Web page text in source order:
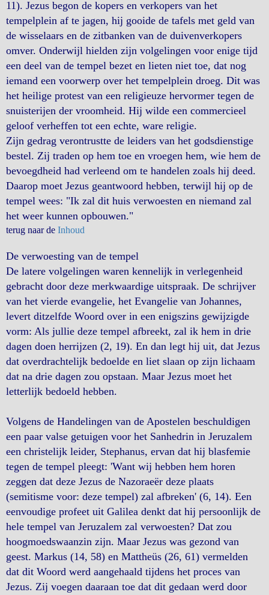
11). Jezus begon de kopers en verkopers van het
tempelplein af te jagen, hij gooide de tafels met geld van
de wisselaars en de zitbanken van de duivenverkopers
omver. Onderwijl hielden zijn volgelingen voor enige tijd
een deel van de tempel bezet en lieten niet toe, dat nog
iemand een voorwerp over het tempelplein droeg. Dit was
het heilige protest van een religieuze hervormer tegen de
snuisterijen der vroomheid. Hij wilde een commercieel
geloof verheffen tot een echte, ware religie.
Zijn gedrag verontrustte de leiders van het godsdienstige
bestel. Zij traden op hem toe en vroegen hem, wie hem de
bevoegdheid had verleend om te handelen zoals hij deed.
Daarop moet Jezus geantwoord hebben, terwijl hij op de
tempel wees: "Ik zal dit huis verwoesten en niemand zal
het weer kunnen opbouwen."
terug naar de Inhoud
De verwoesting van de tempel
De latere volgelingen waren kennelijk in verlegenheid
gebracht door deze merkwaardige uitspraak. De schrijver
van het vierde evangelie, het Evangelie van Johannes,
levert ditzelfde Woord over in een enigszins gewijzigde
vorm: Als jullie deze tempel afbreekt, zal ik hem in drie
dagen doen herrijzen (2, 19). En dan legt hij uit, dat Jezus
dat overdrachtelijk bedoelde en liet slaan op zijn lichaam
dat na drie dagen zou opstaan. Maar Jezus moet het
letterlijk bedoeld hebben.
Volgens de Handelingen van de Apostelen beschuldigen
een paar valse getuigen voor het Sanhedrin in Jeruzalem
een christelijk leider, Stephanus, ervan dat hij blasfemie
tegen de tempel pleegt: 'Want wij hebben hem horen
zeggen dat deze Jezus de Nazoraeër deze plaats
(semitisme voor: deze tempel) zal afbreken' (6, 14). Een
eenvoudige profeet uit Galilea denkt dat hij persoonlijk de
hele tempel van Jeruzalem zal verwoesten? Dat zou
hoogmoedswaanzin zijn. Maar Jezus was gezond van
geest. Markus (14, 58) en Mattheüs (26, 61) vermelden
dat dit Woord werd aangehaald tijdens het proces van
Jezus. Zij voegen daaraan toe dat dit gedaan werd door